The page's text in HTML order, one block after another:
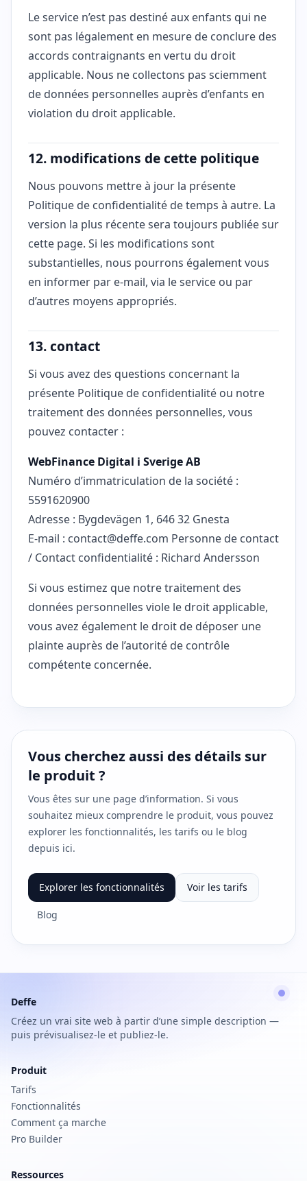
Le service n’est pas destiné aux enfants qui ne
sont pas légalement en mesure de conclure des
accords contraignants en vertu du droit
applicable. Nous ne collectons pas sciemment
de données personnelles auprès d’enfants en
violation du droit applicable.
12. modifications de cette politique
Nous pouvons mettre à jour la présente
Politique de confidentialité de temps à autre. La
version la plus récente sera toujours publiée sur
cette page. Si les modifications sont
substantielles, nous pourrons également vous
en informer par e-mail, via le service ou par
d’autres moyens appropriés.
13. contact
Si vous avez des questions concernant la
présente Politique de confidentialité ou notre
traitement des données personnelles, vous
pouvez contacter :
WebFinance Digital i Sverige AB
Numéro d’immatriculation de la société :
5591620900
Adresse : Bygdevägen 1, 646 32 Gnesta
E-mail : contact@deffe.com Personne de contact
/ Contact confidentialité : Richard Andersson
Si vous estimez que notre traitement des
données personnelles viole le droit applicable,
vous avez également le droit de déposer une
plainte auprès de l’autorité de contrôle
compétente concernée.
Vous cherchez aussi des détails sur
le produit ?
Vous êtes sur une page d’information. Si vous
souhaitez mieux comprendre le produit, vous pouvez
explorer les fonctionnalités, les tarifs ou le blog
depuis ici.
Explorer les fonctionnalités Voir les tarifs
Blog
Deffe
Créez un vrai site web à partir d’une simple description —
puis prévisualisez-le et publiez-le.
Produit
Tarifs
Fonctionnalités
Comment ça marche
Pro Builder
Ressources